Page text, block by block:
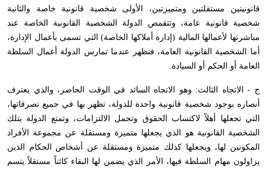
قانونيتين مستقلتين ومتميزتين، الأولى شخصية قانونية خاصة والثانية
شخصية قانونية عامة، وتتقمص الدولة الشخصية القانونية الخاصة عند
مباشرتها لأعمالها المالية (إدارة أملاكها الخاصة) التي تسمى بأعمال الإدارة،
أما الشخصية القانونية العامة، فتظهر عندما تمارس الدولة أعمال السلطة
العامة أو الحكم أو السيادة.
ج - الاتجاه الثالث: وهو الاتجاه السائد في الوقت الحاضر، والذي يعترف
أنصاره بوجود شخصية قانونية واحدة للدولة، تظهر بها في جميع تصرفاتها،
التي تجعلها أهلاً لاكتساب الحقوق وتحمل الالتزامات، وتمتع الدولة بتلك
الشخصية القانونية هو الذي يجعلها متميزة ومستقلة عن مجموعة الأفراد
المكونين لها، ويجعلها كذلك متميزة ومستقلة عن أشخاص الحكام الذين
يزاولون مهام السلطة فيها، الأمر الذي يضمن لها البقاء كائناً مستقلاً يتسم